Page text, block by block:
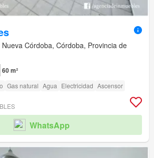
Nueva Córdoba, Córdoba, Provincia de
60 m²
Gas natural Agua Electricidad Ascensor
WhatsApp